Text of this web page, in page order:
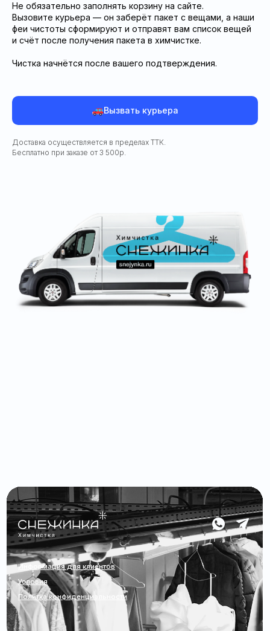
Не обязательно заполнять корзину на сайте.
Вызовите курьера — он заберёт пакет с вещами, а наши
феи чистоты сформируют и отправят вам список вещей
и счёт после получения пакета в химчистке.
Чистка начнётся после вашего подтверждения.
Вызвать курьера
Доставка осуществляется в пределах ТТК.
Бесплатно при заказе от 3 500р.